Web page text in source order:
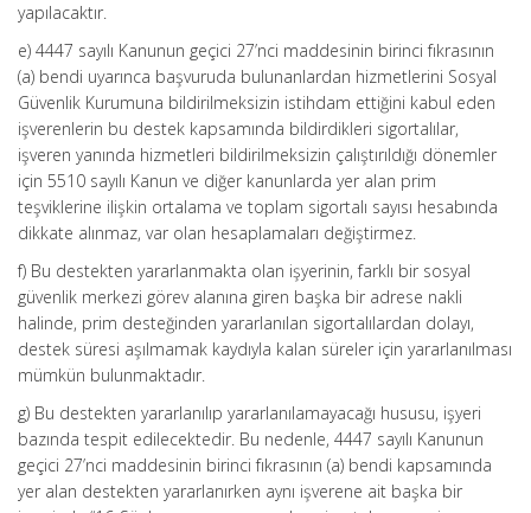
yapılacaktır.
e) 4447 sayılı Kanunun geçici 27’nci maddesinin birinci fıkrasının
(a) bendi uyarınca başvuruda bulunanlardan hizmetlerini Sosyal
Güvenlik Kurumuna bildirilmeksizin istihdam ettiğini kabul eden
işverenlerin bu destek kapsamında bildirdikleri sigortalılar,
işveren yanında hizmetleri bildirilmeksizin çalıştırıldığı dönemler
için 5510 sayılı Kanun ve diğer kanunlarda yer alan prim
teşviklerine ilişkin ortalama ve toplam sigortalı sayısı hesabında
dikkate alınmaz, var olan hesaplamaları değiştirmez.
f) Bu destekten yararlanmakta olan işyerinin, farklı bir sosyal
güvenlik merkezi görev alanına giren başka bir adrese nakli
halinde, prim desteğinden yararlanılan sigortalılardan dolayı,
destek süresi aşılmamak kaydıyla kalan süreler için yararlanılması
mümkün bulunmaktadır.
g) Bu destekten yararlanılıp yararlanılamayacağı hususu, işyeri
bazında tespit edilecektedir. Bu nedenle, 4447 sayılı Kanunun
geçici 27’nci maddesinin birinci fıkrasının (a) bendi kapsamında
yer alan destekten yararlanırken aynı işverene ait başka bir